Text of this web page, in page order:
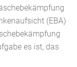
(EBA)
es ist, das